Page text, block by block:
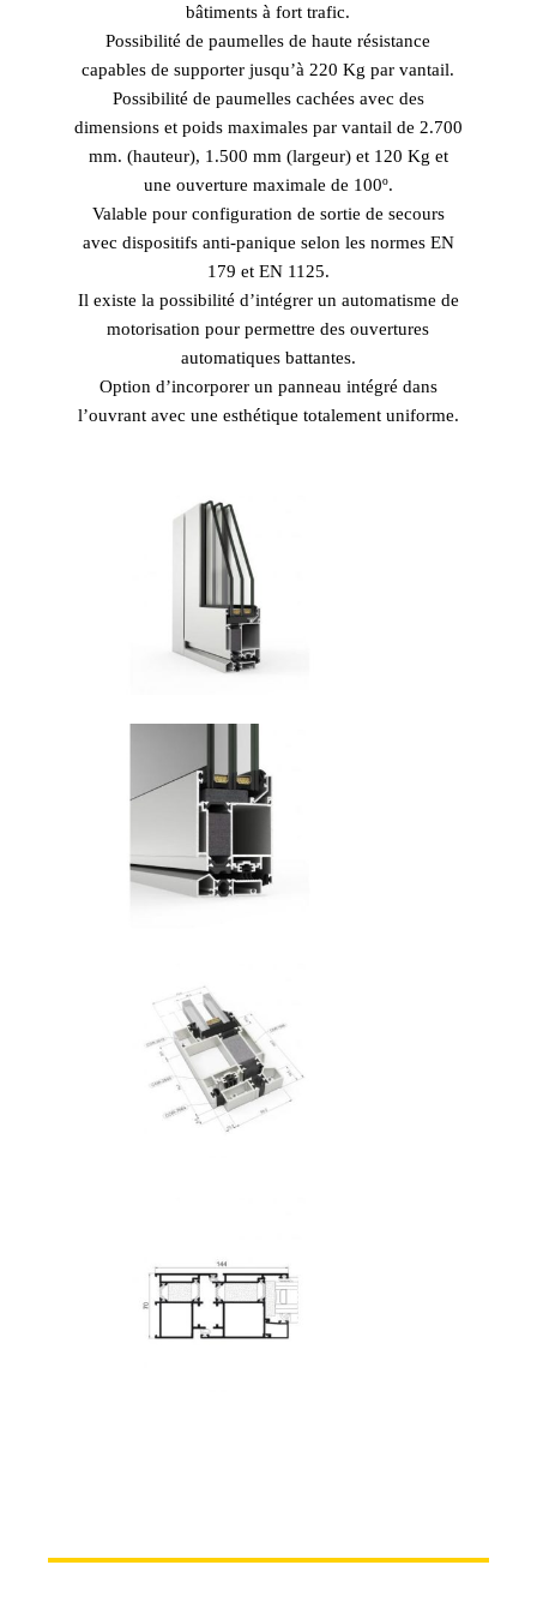
bâtiments à fort trafic.
Possibilité de paumelles de haute résistance
capables de supporter jusqu’à 220 Kg par vantail.
Possibilité de paumelles cachées avec des
dimensions et poids maximales par vantail de 2.700
mm. (hauteur), 1.500 mm (largeur) et 120 Kg et
une ouverture maximale de 100º.
Valable pour configuration de sortie de secours
avec dispositifs anti-panique selon les normes EN
179 et EN 1125.
Il existe la possibilité d’intégrer un automatisme de
motorisation pour permettre des ouvertures
automatiques battantes.
Option d’incorporer un panneau intégré dans
l’ouvrant avec une esthétique totalement uniforme.